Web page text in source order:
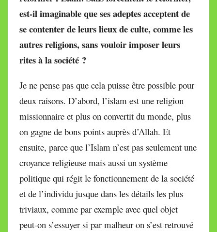
est-il imaginable que ses adeptes acceptent de
se contenter de leurs lieux de culte, comme les
autres religions, sans vouloir imposer leurs
rites à la société ?
Je ne pense pas que cela puisse être possible pour
deux raisons. D’abord, l’islam est une religion
missionnaire et plus on convertit du monde, plus
on gagne de bons points auprès d’Allah. Et
ensuite, parce que l’Islam n’est pas seulement une
croyance religieuse mais aussi un système
politique qui régit le fonctionnement de la société
et de l’individu jusque dans les détails les plus
triviaux, comme par exemple avec quel objet
peut-on s’essuyer si par malheur on s’est retrouvé